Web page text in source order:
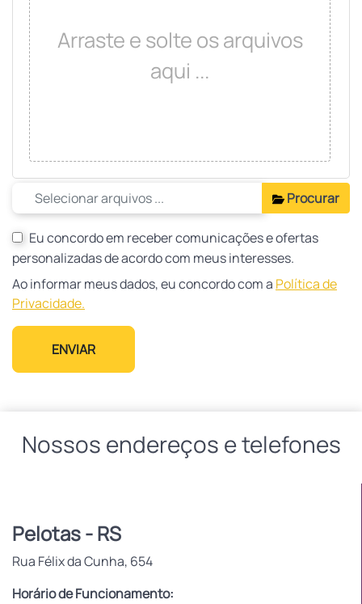
Arraste e solte os arquivos
aqui ...
Procurar
Eu concordo em receber comunicações e ofertas
personalizadas de acordo com meus interesses.
Ao informar meus dados, eu concordo com a Política de
Privacidade.
ENVIAR
Nossos endereços e telefones
Pelotas - RS
Rua Félix da Cunha, 654
Horário de Funcionamento: